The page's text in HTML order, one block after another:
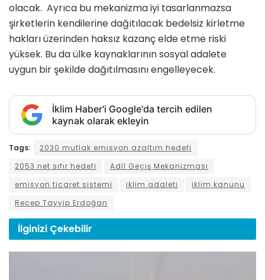
olacak. Ayrıca bu mekanizma iyi tasarlanmazsa
şirketlerin kendilerine dağıtılacak bedelsiz kirletme
hakları üzerinden haksız kazanç elde etme riski
yüksek. Bu da ülke kaynaklarının sosyal adalete
uygun bir şekilde dağıtılmasını engelleyecek.
İklim Haber'i Google'da tercih edilen
kaynak olarak ekleyin
Tags:
2030 mutlak emisyon azaltım hedefi
2053 net sıfır hedefi
Adil Geçiş Mekanizması
emisyon ticaret sistemi
iklim adaleti
iklim kanunu
Recep Tayyip Erdoğan
İlginizi Çekebilir